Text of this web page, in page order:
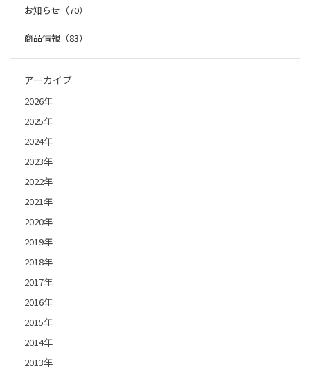
お知らせ（70）
商品情報（83）
アーカイブ
2026年
2025年
2024年
2023年
2022年
2021年
2020年
2019年
2018年
2017年
2016年
2015年
2014年
2013年